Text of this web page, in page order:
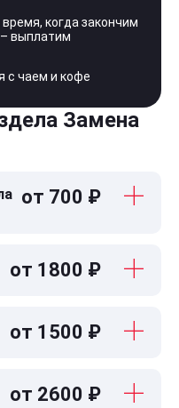
когда закончим
выплатим
с чаем и кофе
Замена
от 700 ₽
от 1800 ₽
от 1500 ₽
от 2600 ₽